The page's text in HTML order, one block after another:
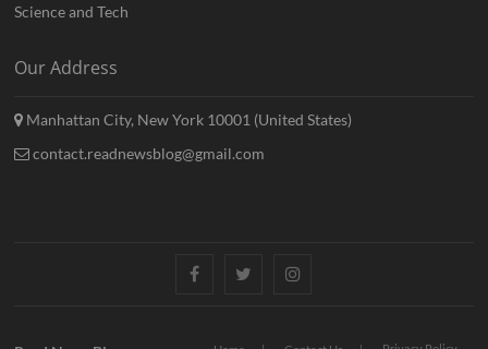
Science and Tech
Our Address
Manhattan City, New York 10001 (United States)
contact.readnewsblog@gmail.com
FacebookTwitterInstagram